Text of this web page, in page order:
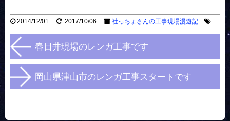
2014/12/01 2017/10/06 社っちょさんの工事現場漫遊記
春日井現場のレンガ工事です
岡山県津山市のレンガ工事スタートです